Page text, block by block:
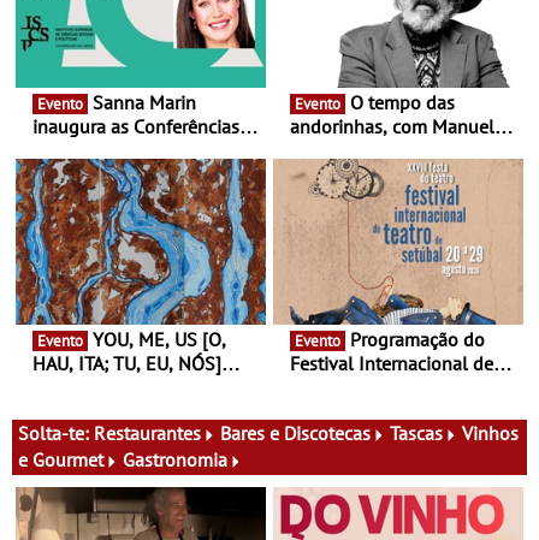
Evento
inaugura as Conferências
Antiga primeira-ministra da
Finlândia é a convidada da
primeira edição do novo
ciclo de debates dedicado
aos grandes temas do
nosso tempo
Evento
andorinhas, com Manuel
Atum - Concerto
performance na MAAT
Gallery a 3 de Setembro,
19:30
Evento
HAU, ITA; TU, EU, NÓS]
13 de Dezembro
Evento
Festival Internacional de
29 de Agosto
Solta-te: Restaurantes Bares e Discotecas Tascas
Vinhos
e Gourmet
Gastronomia